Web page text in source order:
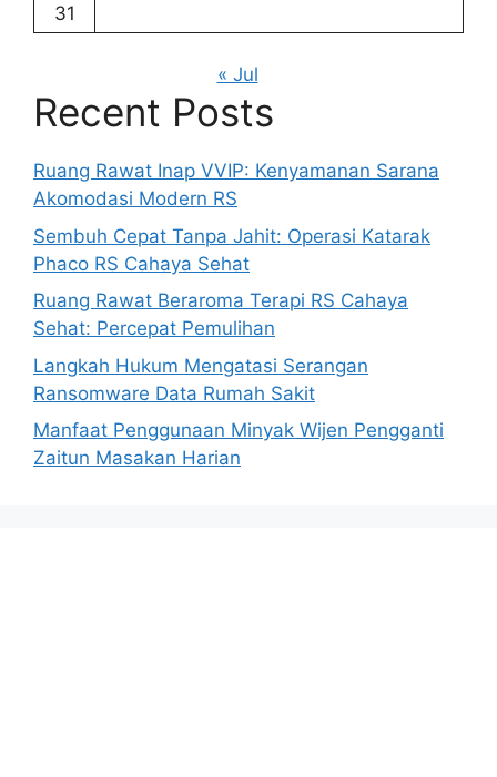
31
« Jul
Recent Posts
Ruang Rawat Inap VVIP: Kenyamanan Sarana
Akomodasi Modern RS
Sembuh Cepat Tanpa Jahit: Operasi Katarak
Phaco RS Cahaya Sehat
Ruang Rawat Beraroma Terapi RS Cahaya
Sehat: Percepat Pemulihan
Langkah Hukum Mengatasi Serangan
Ransomware Data Rumah Sakit
Manfaat Penggunaan Minyak Wijen Pengganti
Zaitun Masakan Harian